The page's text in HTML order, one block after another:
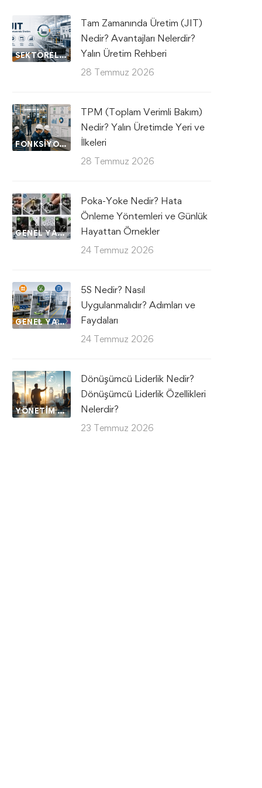
SEKTÖREL UYGULAMALAR
Tam Zamanında Üretim (JIT)
Nedir? Avantajları Nelerdir?
Yalın Üretim Rehberi
28 Temmuz 2026
FONKSIYONEL UYGULAMALAR
TPM (Toplam Verimli Bakım)
Nedir? Yalın Üretimde Yeri ve
İlkeleri
28 Temmuz 2026
GENEL YAZILAR
Poka-Yoke Nedir? Hata
Önleme Yöntemleri ve Günlük
Hayattan Örnekler
24 Temmuz 2026
GENEL YAZILAR
5S Nedir? Nasıl
Uygulanmalıdır? Adımları ve
Faydaları
24 Temmuz 2026
YÖNETIM VE LIDERLIK
Dönüşümcü Liderlik Nedir?
Dönüşümcü Liderlik Özellikleri
Nelerdir?
23 Temmuz 2026